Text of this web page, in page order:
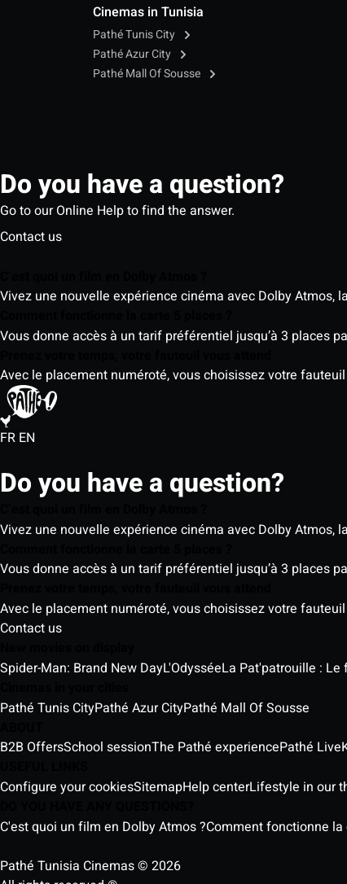
Cinemas in Tunisia
Pathé Tunis City
Pathé Azur City
Pathé Mall Of Sousse
Do you have a question?
Go to our Online Help to find the answer.
Contact us
Vivez une nouvelle expérience cinéma avec Dolby
Vous donne accès à un tarif préférentiel jusqu’à 3 places
Avec le placement numéroté, vous choisissez votre
FR EN
Do you have a question?
Vivez une nouvelle expérience cinéma avec Dolby
Vous donne accès à un tarif préférentiel jusqu’à 3 places
Avec le placement numéroté, vous choisissez votre
Contact us
Spider-Man: Brand New DayL'OdysséeLa Pat'patrouille :
Pathé Tunis CityPathé Azur CityPathé Mall Of Sousse
B2B OffersSchool sessionThe Pathé experiencePathé Live
Configure your cookiesSitemapHelp centerLifestyle in our
C'est quoi un film en Dolby Atmos ?Comment fonctionne la
Pathé Tunisia Cinemas © 2026